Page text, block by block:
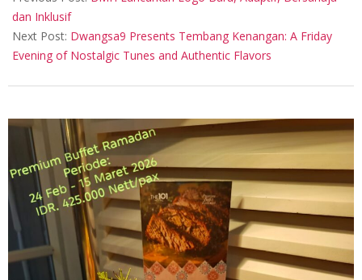
26
dan Inklusif
Next Post: Dwangsa9 Presents Tembang Kenangan: A Friday
Evening of Nostalgic Tunes and Authentic Flavors